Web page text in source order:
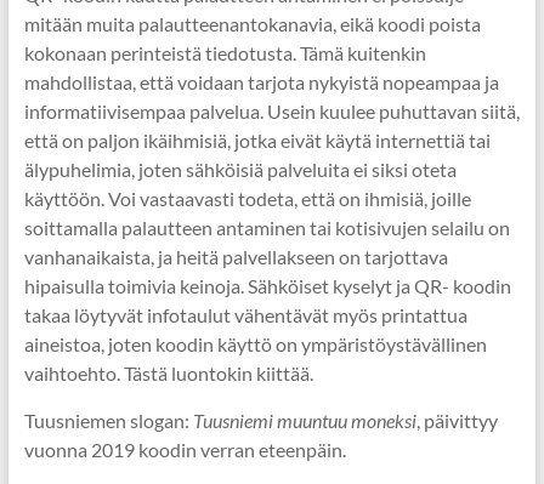
mitään muita palautteenantokanavia, eikä koodi poista
kokonaan perinteistä tiedotusta. Tämä kuitenkin
mahdollistaa, että voidaan tarjota nykyistä nopeampaa ja
informatiivisempaa palvelua. Usein kuulee puhuttavan siitä,
että on paljon ikäihmisiä, jotka eivät käytä internettiä tai
älypuhelimia, joten sähköisiä palveluita ei siksi oteta
käyttöön. Voi vastaavasti todeta, että on ihmisiä, joille
soittamalla palautteen antaminen tai kotisivujen selailu on
vanhanaikaista, ja heitä palvellakseen on tarjottava
hipaisulla toimivia keinoja. Sähköiset kyselyt ja QR- koodin
takaa löytyvät infotaulut vähentävät myös printattua
aineistoa, joten koodin käyttö on ympäristöystävällinen
vaihtoehto. Tästä luontokin kiittää.
Tuusniemen slogan: Tuusniemi muuntuu moneksi, päivittyy
vuonna 2019 koodin verran eteenpäin.